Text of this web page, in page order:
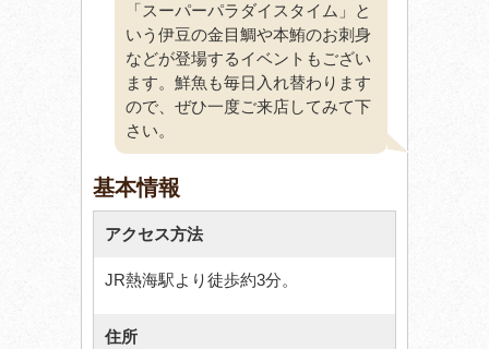
「スーパーパラダイスタイム」と
いう伊豆の金目鯛や本鮪のお刺身
などが登場するイベントもござい
ます。鮮魚も毎日入れ替わります
ので、ぜひ一度ご来店してみて下
さい。
基本情報
アクセス方法
JR熱海駅より徒歩約3分。
住所